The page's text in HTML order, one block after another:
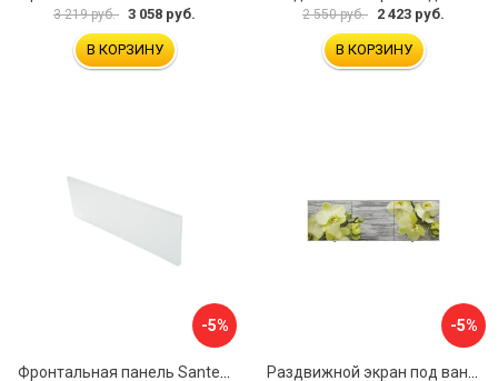
3 219 руб. 3 058 руб.
В КОРЗИНУ
2 550 руб. 2 423 руб.
В КОРЗИНУ
-5% -5%